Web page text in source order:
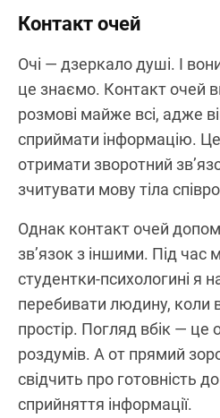
Контакт очей
Очі — дзеркало душі. І
це знаємо. Контакт очей
розмові майже всі, адже
сприймати інформацію.
отримати зворотний
зчитувати мову тіла
Однак контакт очей
зв’язок з іншими. Під час
студентки-психологині я
перебивати людину, коли
простір. Погляд вбік — це
роздумів. А от прямий
свідчить про готовність
сприйняття інформації.